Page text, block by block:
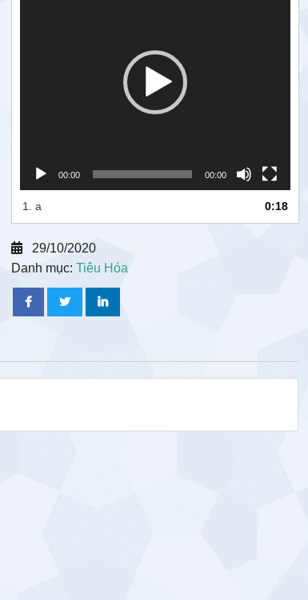
00:00 00:00
1. a 0:18
29/10/2020
Danh mục: Tiêu Hóa